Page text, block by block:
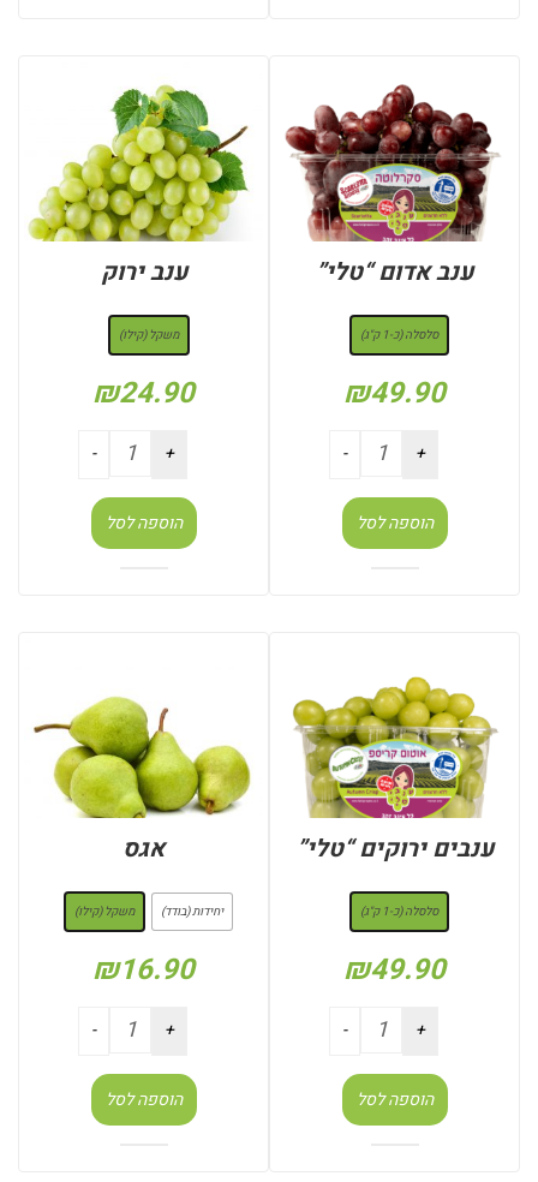
ענב אדום “טלי”
סלסלה (כ-1 ק"ג)
₪49.90
הוספה לסל
ענב ירוק
משקל (קילו)
₪24.90
הוספה לסל
ענבים ירוקים “טלי”
סלסלה (כ-1 ק"ג)
₪49.90
הוספה לסל
אגס
יחידות (בודד) משקל (קילו)
₪16.90
הוספה לסל